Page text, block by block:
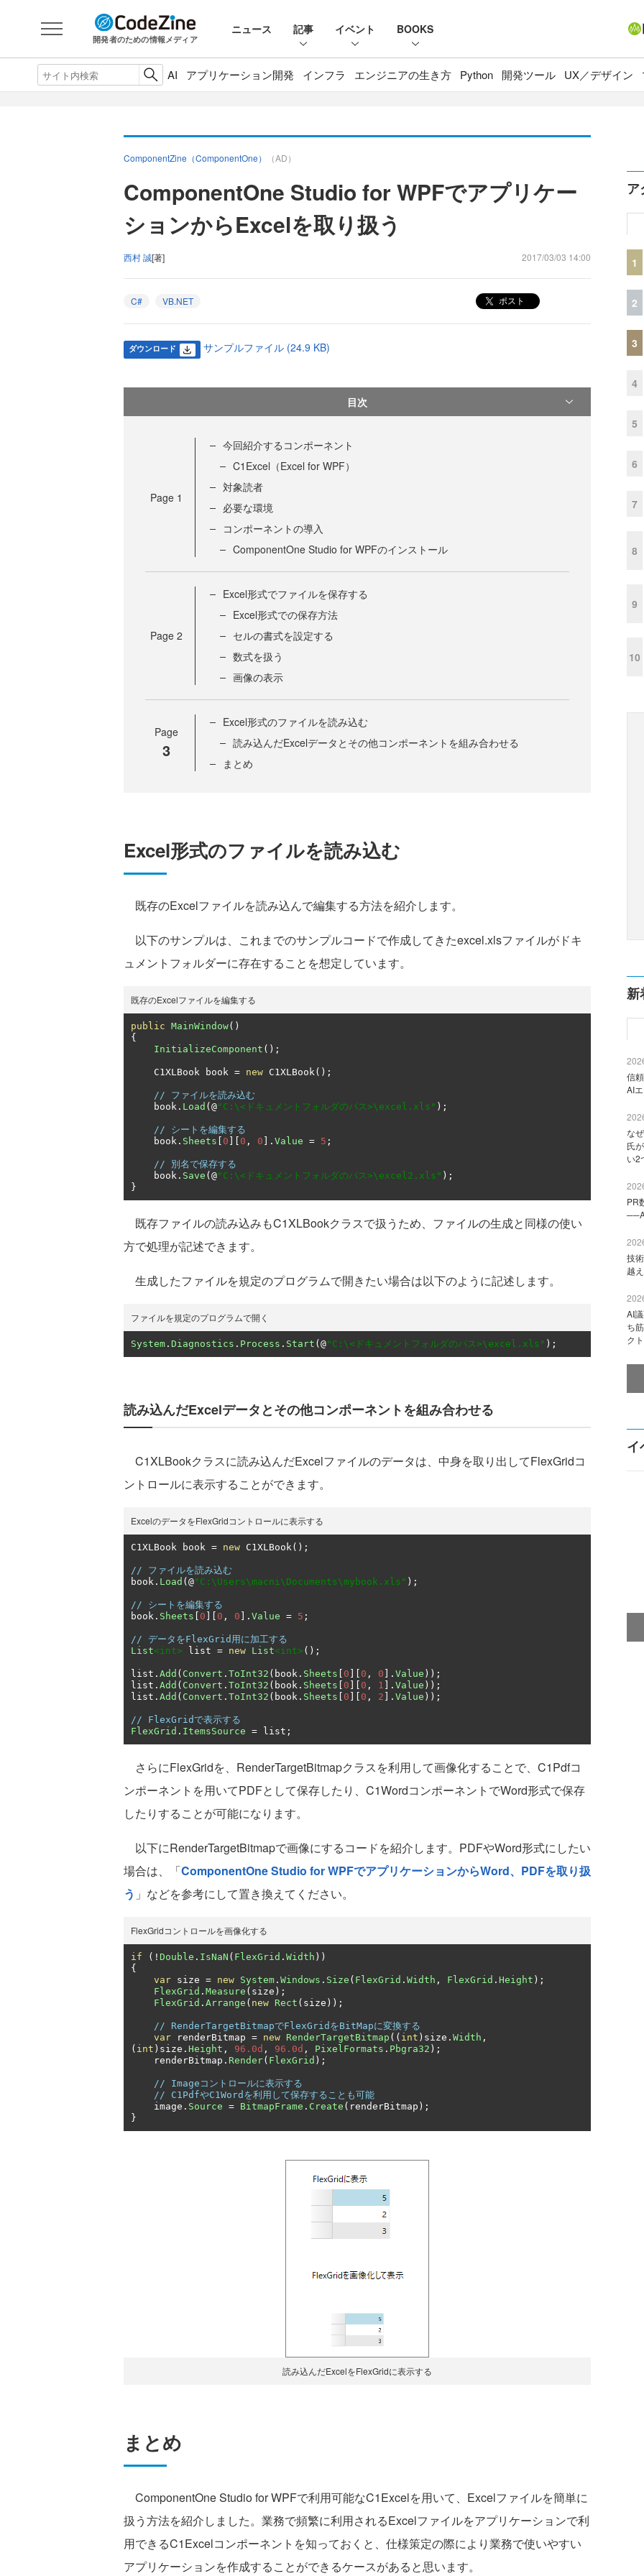
開発者のための情報メディア
ニュース 記事 イベント BOOKS
AI アプリケーション開発 インフラ エンジニアの生き方 Python 開発ツール UX／デザイン
ComponentZine（ComponentOne） （AD）
ComponentOne Studio for WPFでアプリケー
ションからExcelを取り扱う
西村 誠[著] 2017/03/03 14:00
C# VB.NET ポスト
ダウンロード サンプルファイル (24.9 KB)
目次
Page 1
今回紹介するコンポーネント
C1Excel（Excel for WPF）
対象読者
必要な環境
コンポーネントの導入
ComponentOne Studio for WPFのインストール
Page 2
Excel形式でファイルを保存する
Excel形式での保存方法
セルの書式を設定する
数式を扱う
画像の表示
Page
3
Excel形式のファイルを読み込む
読み込んだExcelデータとその他コンポーネントを組み合わせる
まとめ
Excel形式のファイルを読み込む
既存のExcelファイルを読み込んで編集する方法を紹介します。
以下のサンプルは、これまでのサンプルコードで作成してきたexcel.xlsファイルがドキ
ュメントフォルダーに存在することを想定しています。
既存のExcelファイルを編集する
public MainWindow()
{
InitializeComponent ();
    C1XLBook book
= new C1XLBook();
// ファイルを読み込む
    book
. Load (@"C:\<ドキュメントフォルダのパス>\excel.xls" );
// シートを編集する
    book
. Sheets 0 0 , 0 ]. Value = 5 ;
// 別名で保存する
    book
. Save (@"C:\<ドキュメントフォルダのパス>\excel2.xls" );
}
既存ファイルの読み込みもC1XLBookクラスで扱うため、ファイルの生成と同様の使い
方で処理が記述できます。
生成したファイルを規定のプログラムで開きたい場合は以下のように記述します。
ファイルを規定のプログラムで開く
System . Diagnostics . Process . Start (@"C:\<ドキュメントフォルダのパス>\excel.xls" );
読み込んだExcelデータとその他コンポーネントを組み合わせる
C1XLBookクラスに読み込んだExcelファイルのデータは、中身を取り出してFlexGridコ
ントロールに表示することができます。
ExcelのデータをFlexGridコントロールに表示する
C1XLBook book = new C1XLBook();
// ファイルを読み込む
book . Load (@"C:\Users\macni\Documents\mybook.xls" );
// シートを編集する
book . Sheets 0 0 , 0 ]. Value = 5 ;
// データをFlexGrid用に加工する
List<int> list = new List<int> ();
list . Add ( Convert . ToInt32 ( book . Sheets 0 0 , 0 ]. Value ));
list . Add ( Convert . ToInt32 ( book . Sheets 0 0 , 1 ]. Value ));
list . Add ( Convert . ToInt32 ( book . Sheets 0 0 , 2 ]. Value ));
// FlexGridで表示する
FlexGrid . ItemsSource = list ;
さらにFlexGridを、RenderTargetBitmapクラスを利用して画像化することで、C1Pdfコ
ンポーネントを用いてPDFとして保存したり、C1WordコンポーネントでWord形式で保存
したりすることが可能になります。
以下にRenderTargetBitmapで画像にするコードを紹介します。PDFやWord形式にしたい
場合は、「ComponentOne Studio for WPFでアプリケーションからWord、PDFを取り扱
う 」などを参考にして置き換えてください。
FlexGridコントロールを画像化する
if (! Double . IsNaN ( FlexGrid . Width ))
{
var size = new System . Windows . Size ( FlexGrid . Width , FlexGrid . Height );
FlexGrid . Measure ( size );
FlexGrid . Arrange ( new Rect ( size ));
// RenderTargetBitmapでFlexGridをBitMapに変換する
var renderBitmap = new RenderTargetBitmap (( int ) size . Width ,
( int ) size . Height , 96.0d , 96.0d , PixelFormats . Pbgra32 );
    renderBitmap
. Render( FlexGrid );
// Imageコントロールに表示する
// C1PdfやC1Wordを利用して保存することも可能
    image
. Source = BitmapFrame . Create ( renderBitmap );
}
読み込んだExcelをFlexGridに表示する
まとめ
ComponentOne Studio for WPFで利用可能なC1Excelを用いて、Excelファイルを簡単に
扱う方法を紹介しました。業務で頻繁に利用されるExcelファイルをアプリケーションで利
用できるC1Excelコンポーネントを知っておくと、仕様策定の際により業務で使いやすい
アプリケーションを作成することができるケースがあると思います。
ア
1
2
3
4
5
6
7
8
9
10
新
信
AI
な
氏
い2
PR
技
越
AI
ち
ク
イ